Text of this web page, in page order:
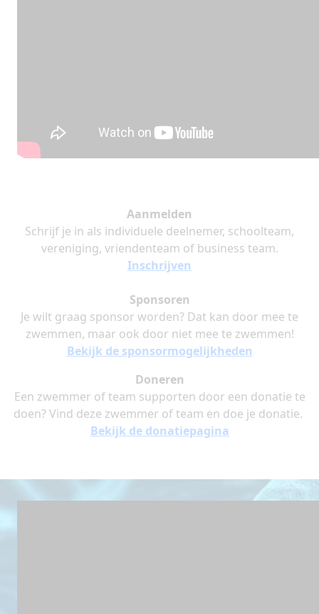
Aanmelden
Schrijf je in als individuele deelnemer, schoolteam,
vereniging, vriendenteam of business team.
Inschrijven
Sponsoren
Je wilt graag sponsor worden? Dat kan door mee te
zwemmen, maar ook door niet mee te zwemmen!
Bekijk de sponsormogelijkheden
Doneren
Een zwemmer of team supporten door een donatie te
doen? Vind deze zwemmer of team en doe je donatie.
Bekijk de donatiepagina